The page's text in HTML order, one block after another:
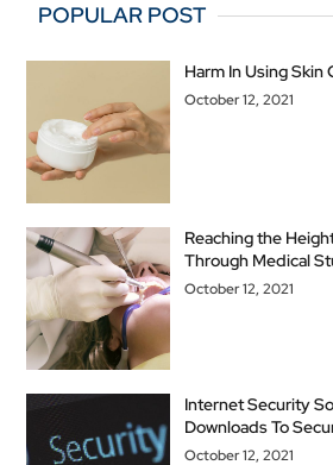
POPULAR POST
Harm In Using Skin
October 12, 2021
Reaching the
Through Medical
October 12, 2021
Internet Security
Downloads To
October 12, 2021